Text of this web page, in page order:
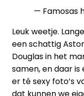
— Famosas
Leuk weetje.
een schattig
Douglas in het
samen, en daar
er té sexy foto’s